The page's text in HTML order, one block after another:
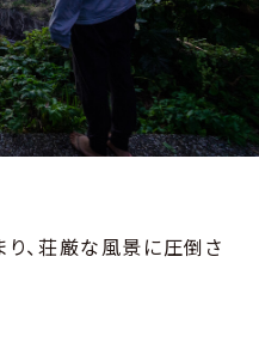
、荘厳な風景に圧倒さ